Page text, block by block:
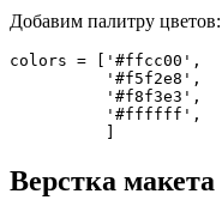
Добавим палитру цветов:
colors = ['#ffcc00',
          '#f5f2e8',
          '#f8f3e3',
          '#ffffff',
Верстка макета